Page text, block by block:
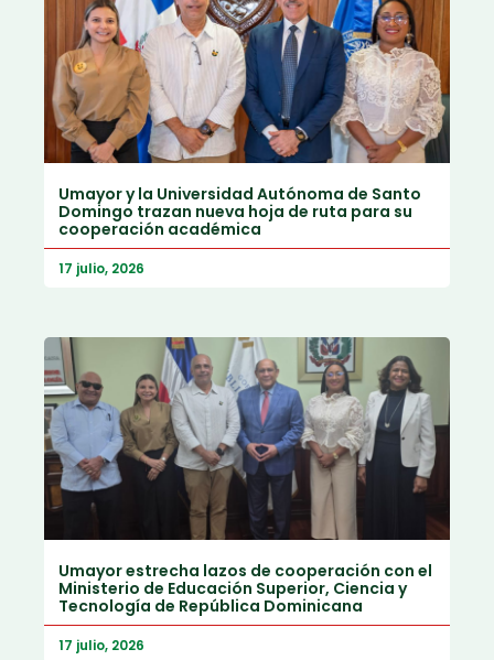
Umayor y la Universidad Autónoma de Santo
Domingo trazan nueva hoja de ruta para su
cooperación académica
17 julio, 2026
Umayor estrecha lazos de cooperación con el
Ministerio de Educación Superior, Ciencia y
Tecnología de República Dominicana
17 julio, 2026